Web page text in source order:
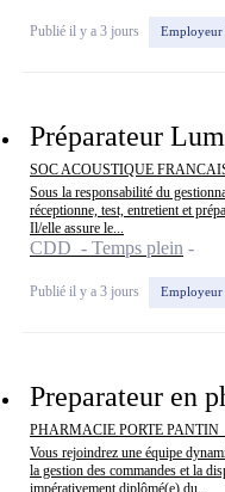
Publié il y a 3 jours Employeur
Préparateur
SOC ACOUSTIQUE
Sous la responsabilité du
réceptionne, test, entretient et
Il/elle assure le...
CDD - Temps plein
Publié il y a 3 jours Employeur
Preparateur en
PHARMACIE PORTE PANTIN
Vous rejoindrez une équipe
la gestion des commandes et la
impérativement diplômé(e) du...